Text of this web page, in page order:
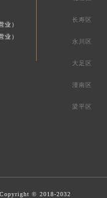
业）
业）
长寿区
永川区
大足区
潼南区
梁平区
Copyright © 2018-2032